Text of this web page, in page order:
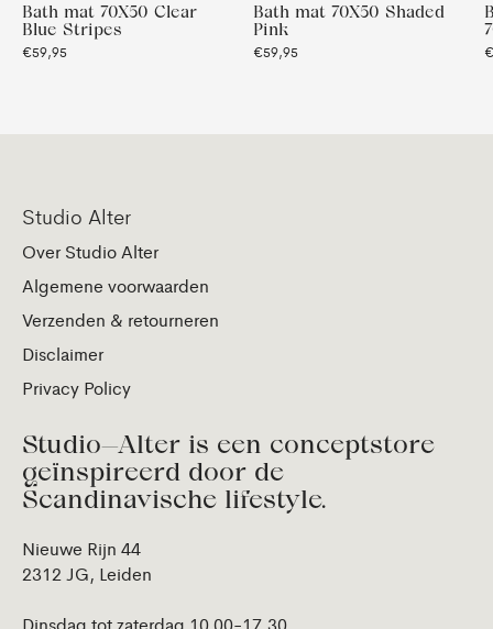
Bath mat 70X50 Clear
Blue Stripes
€59,95
Bath mat 70X50 Shaded
Pink
€59,95
Studio Alter
Over Studio Alter
Algemene voorwaarden
Verzenden & retourneren
Disclaimer
Privacy Policy
Studio—Alter is een conceptstore
geïnspireerd door de
Scandinavische lifestyle.
Nieuwe Rijn 44
2312 JG, Leiden